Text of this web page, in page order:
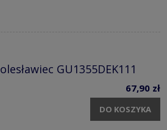
GU1355DEK111
67,90 zł
DO KOSZYKA